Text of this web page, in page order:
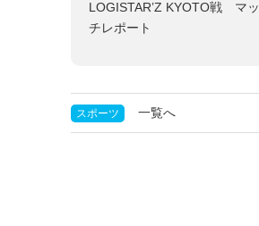
LOGISTAR’Z KYOTO戦 マッ
チレポート
スポーツ 一覧へ